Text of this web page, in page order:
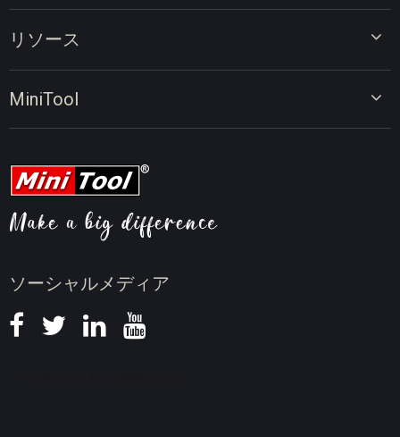
ソーシャルメディア
ビデオコンバーター
リソース
動画圧縮のヒント
ニュース
MiniTool